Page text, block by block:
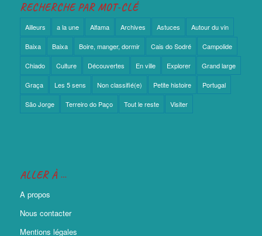
RECHERCHE PAR MOT-CLÉ
Ailleurs a la une Alfama Archives Astuces Autour du vin
Baixa Baixa Boire, manger, dormir Cais do Sodré Campolide
Chiado Culture Découvertes En ville Explorer Grand large
Graça Les 5 sens Non classifié(e) Petite histoire Portugal
São Jorge Terreiro do Paço Tout le reste Visiter
ALLER À …
A propos
Nous contacter
Mentions légales